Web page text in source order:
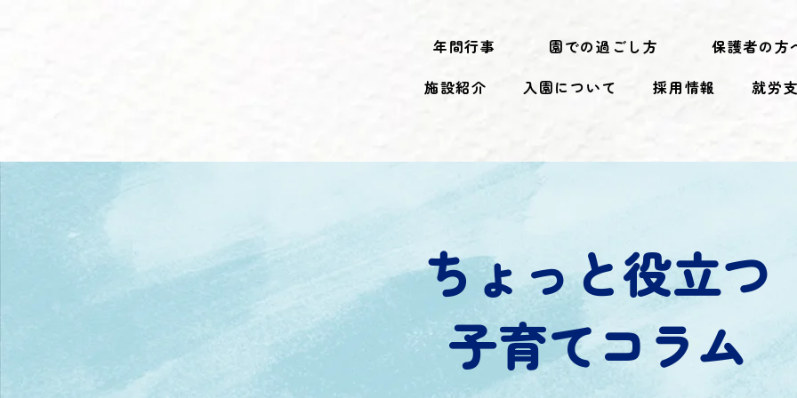
年間行事 園での過ごし方
保護者の方
施設紹介
入園について 採用情報 就労
ちょっと役立つ
子育てコラム